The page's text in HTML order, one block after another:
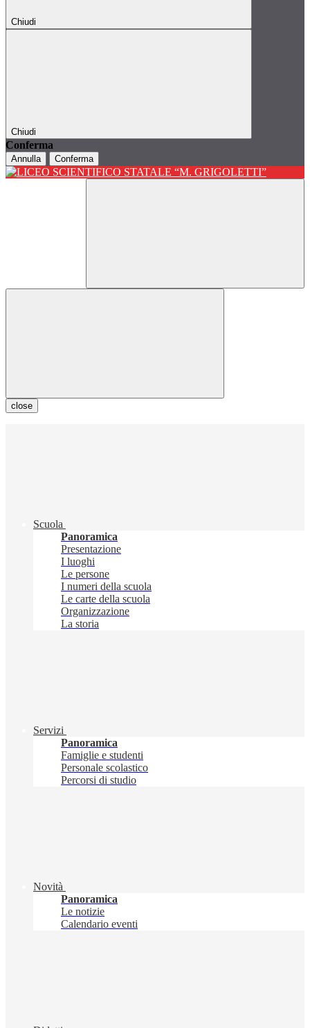
Chiudi
Chiudi
Conferma
Annulla Conferma
close
Scuola
Panoramica
Presentazione
I luoghi
Le persone
I numeri della scuola
Le carte della scuola
Organizzazione
La storia
Servizi
Panoramica
Famiglie e studenti
Personale scolastico
Percorsi di studio
Novità
Panoramica
Le notizie
Calendario eventi